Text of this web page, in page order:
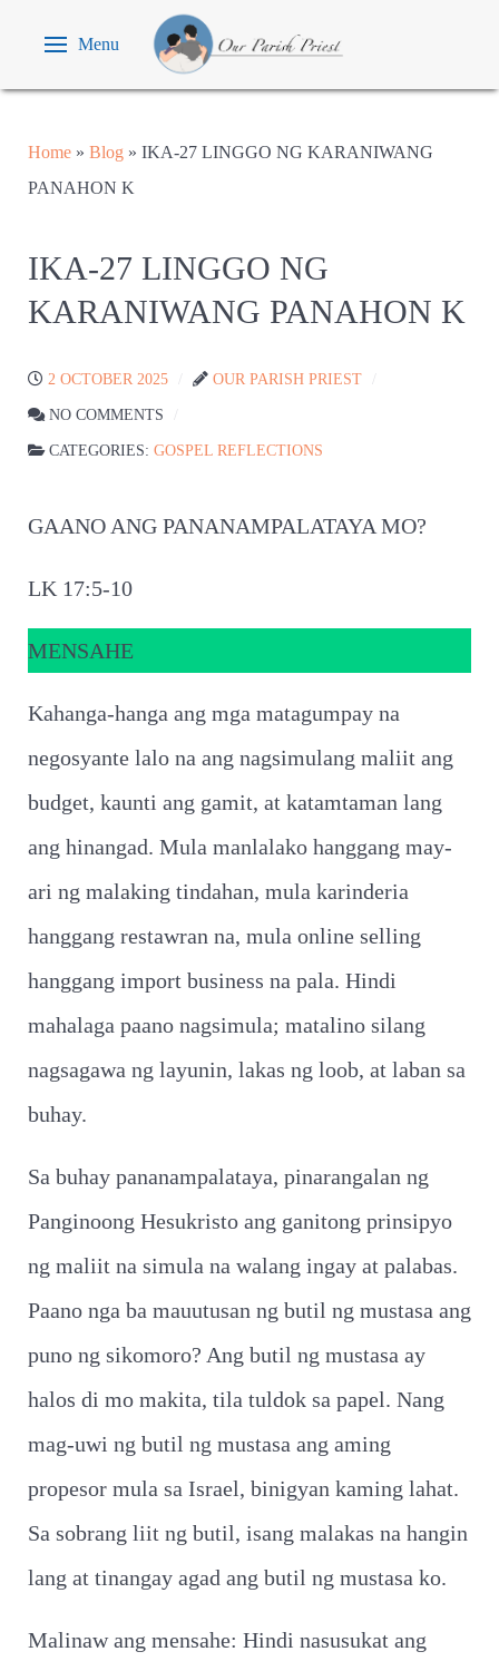
Menu
Home » Blog » IKA-27 LINGGO NG KARANIWANG
PANAHON K
IKA-27 LINGGO NG
KARANIWANG PANAHON K
2 OCTOBER 2025 OUR PARISH PRIEST
NO COMMENTS
CATEGORIES: GOSPEL REFLECTIONS
GAANO ANG PANANAMPALATAYA MO?
LK 17:5-10
MENSAHE
Kahanga-hanga ang mga matagumpay na
negosyante lalo na ang nagsimulang maliit ang
budget, kaunti ang gamit, at katamtaman lang
ang hinangad. Mula manlalako hanggang may-
ari ng malaking tindahan, mula karinderia
hanggang restawran na, mula online selling
hanggang import business na pala. Hindi
mahalaga paano nagsimula; matalino silang
nagsagawa ng layunin, lakas ng loob, at laban sa
buhay.
Sa buhay pananampalataya, pinarangalan ng
Panginoong Hesukristo ang ganitong prinsipyo
ng maliit na simula na walang ingay at palabas.
Paano nga ba mauutusan ng butil ng mustasa ang
puno ng sikomoro? Ang butil ng mustasa ay
halos di mo makita, tila tuldok sa papel. Nang
mag-uwi ng butil ng mustasa ang aming
propesor mula sa Israel, binigyan kaming lahat.
Sa sobrang liit ng butil, isang malakas na hangin
lang at tinangay agad ang butil ng mustasa ko.
Malinaw ang mensahe: Hindi nasusukat ang